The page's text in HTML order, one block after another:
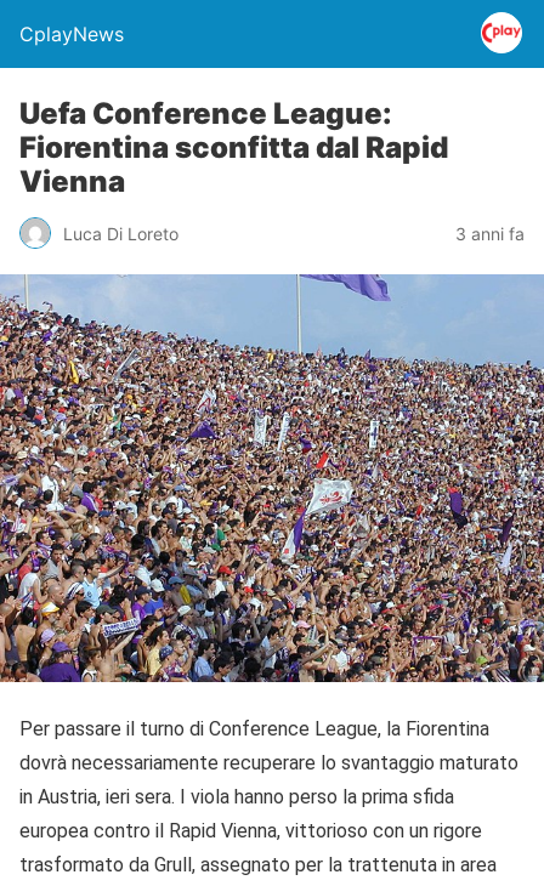
CplayNews
Uefa Conference League:
Fiorentina sconfitta dal Rapid
Vienna
Luca Di Loreto 3 anni fa
Per passare il turno di Conference League, la Fiorentina
dovrà necessariamente recuperare lo svantaggio maturato
in Austria, ieri sera. I viola hanno perso la prima sfida
europea contro il Rapid Vienna, vittorioso con un rigore
trasformato da Grull, assegnato per la trattenuta in area